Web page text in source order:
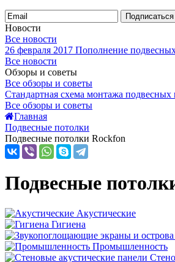
Подписаться
Новости
Все новости
26 февраля 2017 Пополнение
Все новости
Обзоры и советы
Все обзоры и советы
Стандартная схема монтажа подвесных
Все обзоры и советы
Главная
Подвесные потолки
Подвесные потолки Rockfon
Подвесные
Акустические
Гигиена
Промышленность